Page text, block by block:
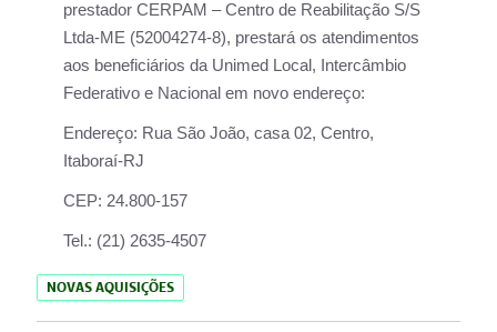
prestador CERPAM – Centro de Reabilitação S/S
Ltda-ME (52004274-8), prestará os atendimentos
aos beneficiários da Unimed Local, Intercâmbio
Federativo e Nacional em novo endereço:
Endereço: Rua São João, casa 02, Centro,
Itaboraí-RJ
CEP: 24.800-157
Tel.: (21) 2635-4507
NOVAS AQUISIÇÕES